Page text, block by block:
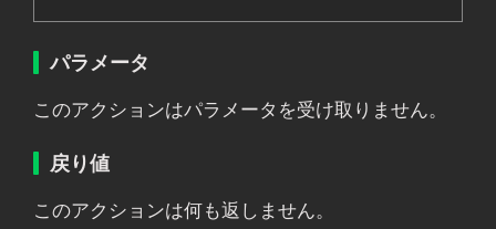
パラメータ
このアクションはパラメータを受け取りません。
戻り値
このアクションは何も返しません。